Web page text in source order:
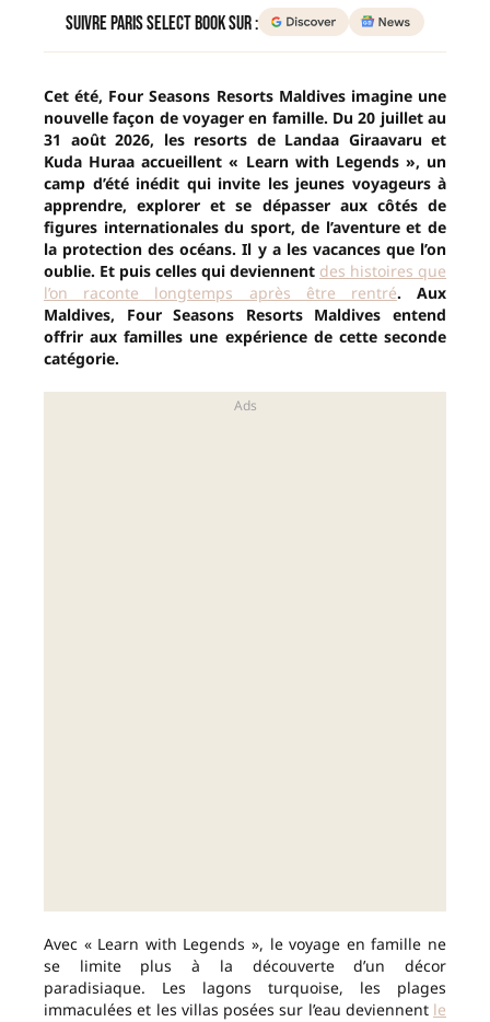
Suivre Paris Select Book sur :
Cet été, Four Seasons Resorts Maldives imagine une
nouvelle façon de voyager en famille. Du 20 juillet au
31 août 2026, les resorts de Landaa Giraavaru et
Kuda Huraa accueillent « Learn with Legends », un
camp d’été inédit qui invite les jeunes voyageurs à
apprendre, explorer et se dépasser aux côtés de
figures internationales du sport, de l’aventure et de
la protection des océans. Il y a les vacances que l’on
oublie. Et puis celles qui deviennent des histoires que
l’on raconte longtemps après être rentré. Aux
Maldives, Four Seasons Resorts Maldives entend
offrir aux familles une expérience de cette seconde
catégorie.
Avec « Learn with Legends », le voyage en famille ne
se limite plus à la découverte d’un décor
paradisiaque. Les lagons turquoise, les plages
immaculées et les villas posées sur l’eau deviennent le